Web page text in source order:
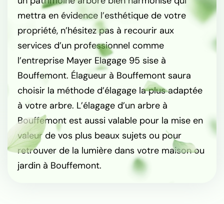
mettra en évidence l’esthétique de votre
propriété, n’hésitez pas à recourir aux
services d’un professionnel comme
l’entreprise Mayer Elagage 95 sise à
Bouffemont. Élagueur à Bouffemont saura
choisir la méthode d’élagage la plus adaptée
à votre arbre. L’élagage d’un arbre à
Bouffemont est aussi valable pour la mise en
valeur de vos plus beaux sujets ou pour
retrouver de la lumière dans votre maison ou
jardin à Bouffemont.